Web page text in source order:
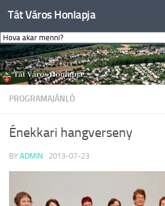
Skip to content
Tát Város Honlapja
PROGRAMAJÁNLÓ
Énekkari hangverseny
BY ADMIN · 2013-07-23